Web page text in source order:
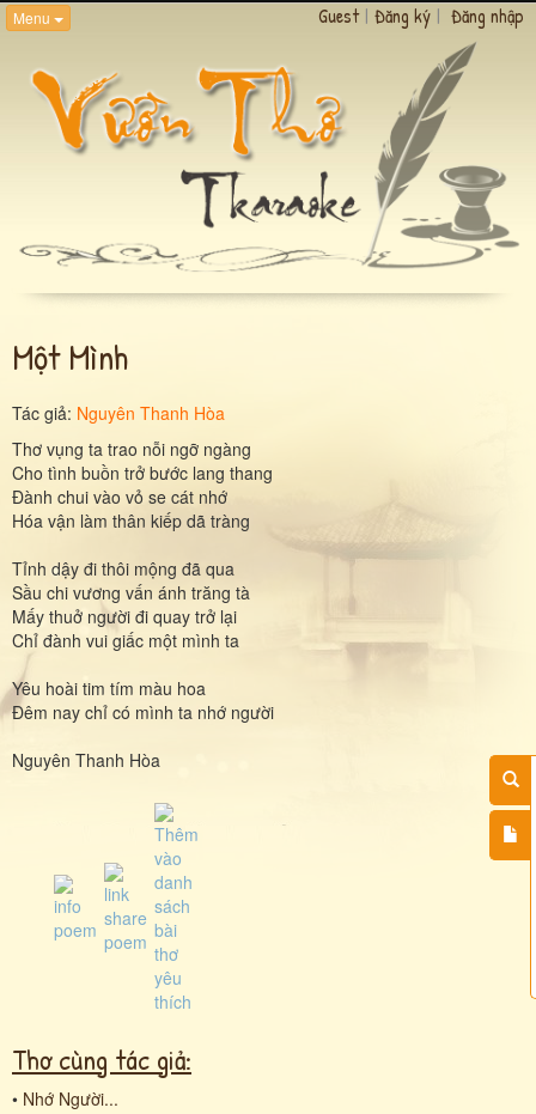
Menu Guest | Đăng ký | Đăng nhập
Một Mình
Tác giả: Nguyên Thanh Hòa
Thơ vụng ta trao nỗi ngỡ ngàng
Cho tình buồn trở bước lang thang
Đành chui vào vỏ se cát nhớ
Hóa vận làm thân kiếp dã tràng
Tỉnh dậy đi thôi mộng đã qua
Sầu chi vương vấn ánh trăng tà
Mấy thuở người đi quay trở lại
Chỉ đành vui giấc một mình ta
Yêu hoài tim tím màu hoa
Đêm nay chỉ có mình ta nhớ người
Nguyên Thanh Hòa
Thơ cùng tác giả:
• Nhớ Người...